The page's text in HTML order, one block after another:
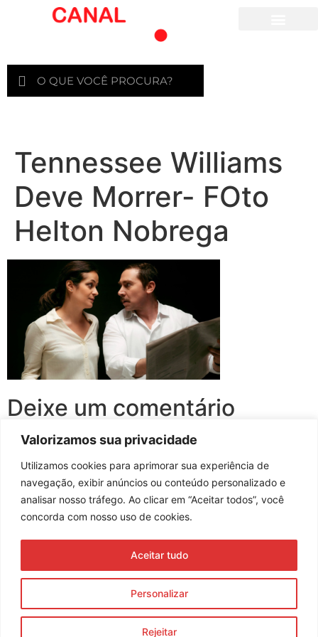
Valorizamos sua privacidade
Utilizamos cookies para aprimorar sua experiência de
navegação, exibir anúncios ou conteúdo personalizado e
analisar nosso tráfego. Ao clicar em “Aceitar todos”, você
concorda com nosso uso de cookies.
Personalizar
Rejeitar
Aceitar tudo
Tennessee Williams
Deve Morrer- FOto
Helton Nobrega
Deixe um comentário
Você precisa fazer o loginpara publicar um comentário.
Assine nossa newsletter
Enviar
© 2023 Morente Forte. Todos os direitos reservados